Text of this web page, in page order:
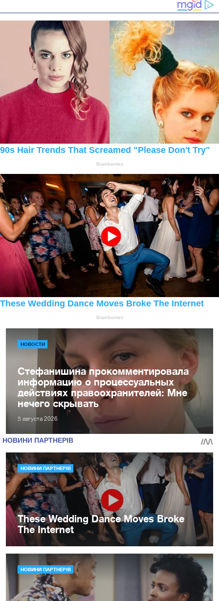
НОВОСТИ
Стефанишина прокомментировала
информацию о процессуальных
действиях правоохранителей: Мне
нечего скрывать
5 августа 2026